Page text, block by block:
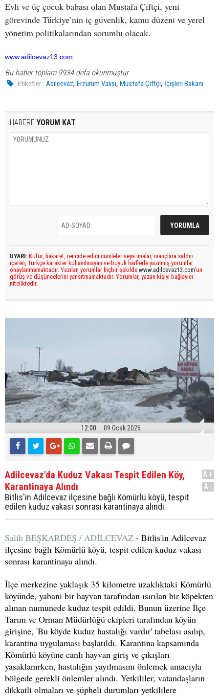
Evli ve üç çocuk babası olan Mustafa Çiftçi, yeni
görevinde Türkiye’nin iç güvenlik, kamu düzeni ve yerel
yönetim politikalarından sorumlu olacak.
www.adilcevaz13.com
Bu haber toplam 9934 defa okunmuştur
Etiketler : Adilcevaz,Erzurum Valisi,Mustafa Çiftçi, İçişleri Bakanı
HABERE YORUM KAT
UYARI: Küfür, hakaret, rencide edici cümleler veya imalar, inançlara saldırı
içeren, Türkçe karakter kullanılmayan ve büyük harflerle yazılmış yorumlar
onaylanmamaktadır. Yazılan yorumlar hiçbir şekilde www.adilcevaz13.com’un
görüş ve düşüncelerini yansıtmamaktadır. Yorumlar, yazan kişiyi bağlayıcı
niteliktedir.
12:00 09 Ocak 2026
Adilcevaz'da Kuduz Vakası Tespit Edilen Köy,
Karantinaya Alındı
Bitlis'in Adilcevaz ilçesine bağlı Kömürlü köyü, tespit
edilen kuduz vakası sonrası karantinaya alındı.
A+
A-
Salih BEŞKARDEŞ / ADİLCEVAZ - Bitlis'in Adilcevaz
ilçesine bağlı Kömürlü köyü, tespit edilen kuduz vakası
sonrası karantinaya alındı.
İlçe merkezine yaklaşık 35 kilometre uzaklıktaki Kömürlü
köyünde, yabani bir hayvan tarafından ısırılan bir köpekten
alınan numunede kuduz tespit edildi. Bunun üzerine İlçe
Tarım ve Orman Müdürlüğü ekipleri tarafından köyün
girişine, 'Bu köyde kuduz hastalığı vardır' tabelası asılıp,
karantina uygulaması başlatıldı. Karantina kapsamında
Kömürlü köyüne canlı hayvan giriş ve çıkışları
yasaklanırken, hastalığın yayılmasını önlemek amacıyla
bölgede gerekli önlemler alındı. Yetkililer, vatandaşların
dikkatli olmaları ve şüpheli durumları yetkililere